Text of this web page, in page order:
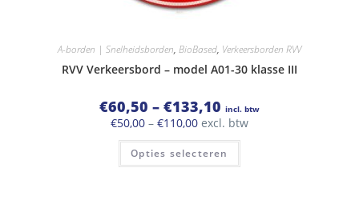
A-borden | Snelheidsborden, BioBased, Verkeersborden RVV
RVV Verkeersbord – model A01-30 klasse III
€60,50 – €133,10 Prijsklasse:
€60,50
tot
€133,10
incl. btw
€50,00 – €110,00Prijsklasse:
€50,00
tot
€110,00
excl. btw
Opties selecteren
Dit
heeft